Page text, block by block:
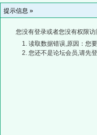
提示信息 »
您没有登录或者您没有权限
读取数据错误,原因：您
您还不是论坛会员,请先